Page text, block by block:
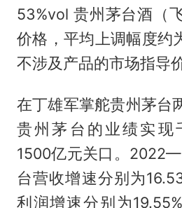
53%vol 贵州茅台酒（
价格，平均上调幅度约
不涉及产品的市场指导
在丁雄军掌舵贵州茅台
贵州茅台的业绩实现
1500亿元关口。
台营收增速分别为
利润增速分别为